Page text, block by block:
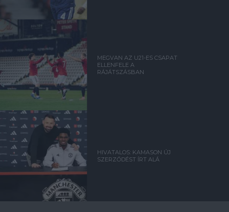
MEGVAN AZ U21-ES CSAPAT
ELLENFELE A
RÁJÁTSZÁSBAN
HIVATALOS: KAMASON ÚJ
SZERZŐDÉST ÍRT ALÁ